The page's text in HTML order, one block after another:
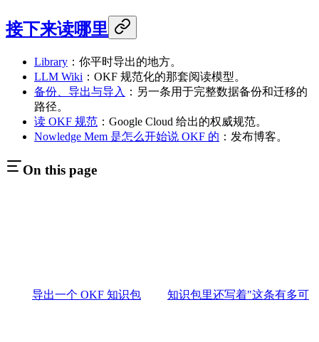
接下来读哪里
Library ：你平时导出的地方。
LLM Wiki ：OKF 规范化的那套阅读模型。
备份、导出与导入 ：另一条用于完整数据备份和迁移的
路径。
读 OKF 规范 ：Google Cloud 给出的权威规范。
Nowledge Mem 是怎么开始说 OKF 的 ：发布博客。
On this page
导出一个 OKF 知识包 知识包里还写着"这条有多可